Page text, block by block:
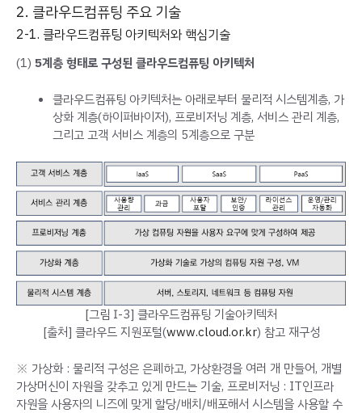
2. 클라우드컴퓨팅 주요 기술
2-1. 클라우드컴퓨팅 아키텍처와 핵심기술
(1) 5계층 형태로 구성된 클라우드컴퓨팅 아키텍처
클라우드컴퓨팅 아키텍처는 아래로부터 물리적 시스템계층, 가
상화 계층(하이퍼바이저), 프로비저닝 계층, 서비스 관리 계층,
그리고 고객 서비스 계층의 5계층으로 구분
[그림 Ⅰ-3] 클라우드컴퓨팅 기술아키텍처
[출처] 클라우드 지원포털(www.cloud.or.kr) 참고 재구성
※ 가상화 : 물리적 구성은 은폐하고, 가상환경을 여러 개 만들어, 개별
가상머신이 자원을 갖추고 있게 만드는 기술, 프로비저닝 : IT인프라
자원을 사용자의 니즈에 맞게 할당/배치/배포해서 시스템을 사용할 수